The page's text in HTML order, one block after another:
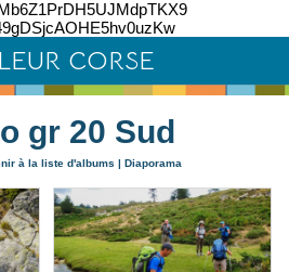
CORSE
gr 20 Sud
à la liste d'albums | Diaporama